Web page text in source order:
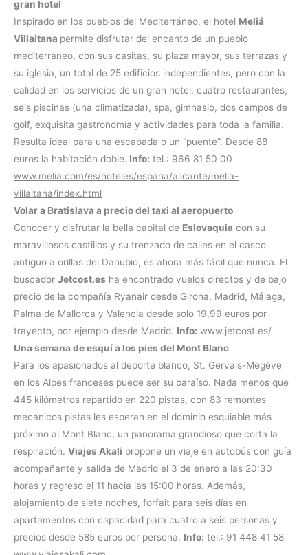
gran hotel
Inspirado en los pueblos del Mediterráneo, el hotel Meliá
Villaitana permite disfrutar del encanto de un pueblo
mediterráneo, con sus casitas, su plaza mayor, sus terrazas y
su iglesia, un total de 25 edificios independientes, pero con la
calidad en los servicios de un gran hotel, cuatro restaurantes,
seis piscinas (una climatizada), spa, gimnasio, dos campos de
golf, exquisita gastronomía y actividades para toda la familia.
Resulta ideal para una escapada o un “puente”. Desde 88
euros la habitación doble. Info: tel.: 966 81 50 00
www.melia.com/es/hoteles/espana/alicante/melia-
villaitana/index.html
Volar a Bratislava a precio del taxi al aeropuerto
Conocer y disfrutar la bella capital de Eslovaquia con su
maravillosos castillos y su trenzado de calles en el casco
antiguo a orillas del Danubio, es ahora más fácil que nunca. El
buscador Jetcost.es ha encontrado vuelos directos y de bajo
precio de la compañía Ryanair desde Girona, Madrid, Málaga,
Palma de Mallorca y Valencia desde solo 19,99 euros por
trayecto, por ejemplo desde Madrid. Info: www.jetcost.es/
Una semana de esquí a los pies del Mont Blanc
Para los apasionados al deporte blanco, St. Gervais-Megève
en los Alpes franceses puede ser su paraíso. Nada menos que
445 kilómetros repartido en 220 pistas, con 83 remontes
mecánicos pistas les esperan en el dominio esquiable más
próximo al Mont Blanc, un panorama grandioso que corta la
respiración. Viajes Akali propone un viaje en autobús con guía
acompañante y salida de Madrid el 3 de enero a las 20:30
horas y regreso el 11 hacia las 15:00 horas. Además,
alojamiento de siete noches, forfait para seis días en
apartamentos con capacidad para cuatro a seis personas y
precios desde 585 euros por persona. Info: tel.: 91 448 41 58